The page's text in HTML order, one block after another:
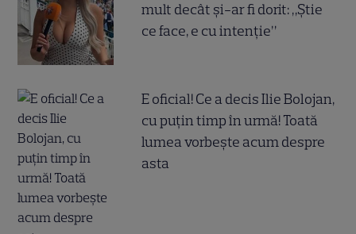
mult decât și-ar fi dorit: „Știe
ce face, e cu intenție”
E oficial! Ce a decis Ilie Bolojan,
cu puțin timp în urmă! Toată
lumea vorbește acum despre
asta